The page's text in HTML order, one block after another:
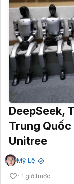
DeepSeek,
Trung
Unitree
Mỹ Lệ ✔
1 giờ trước